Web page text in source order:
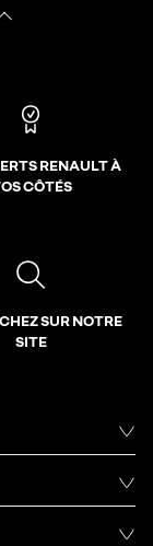
RENAULT À
CÔTÉS
SUR NOTRE
SITE